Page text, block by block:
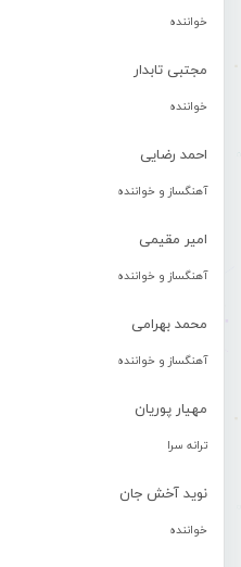
خواننده
مجتبی تابدار
خواننده
احمد رضایی
آهنگساز و خواننده
امیر مقیمی
آهنگساز و خواننده
محمد بهرامی
آهنگساز و خواننده
مهیار پوریان
ترانه سرا
نوید آخش جان
خواننده